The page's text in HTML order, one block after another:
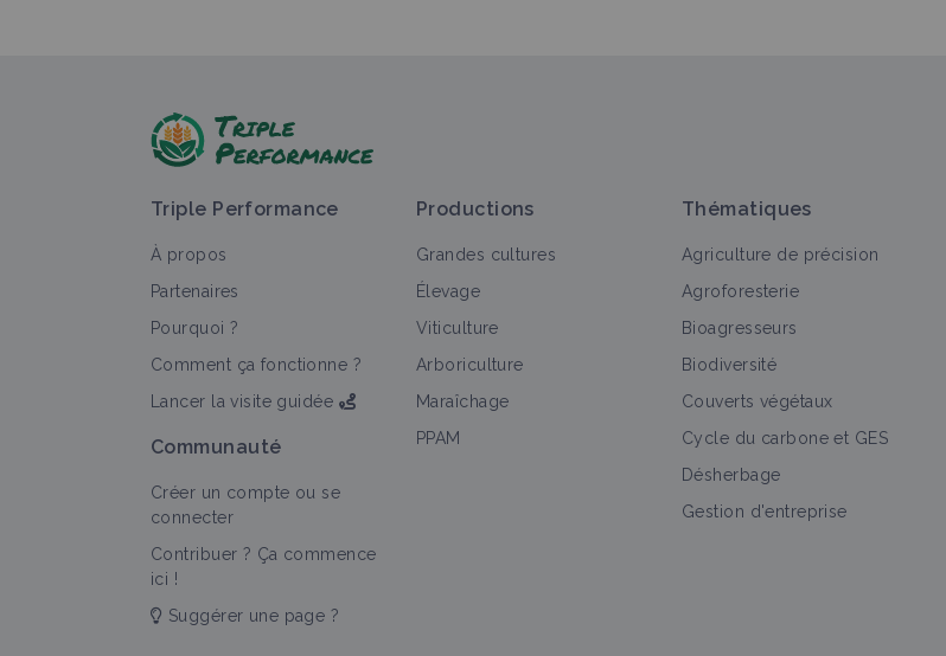
Triple Performance
À propos
Partenaires
Pourquoi ?
Comment ça fonctionne ?
Lancer la visite guidée
Communauté
Créer un compte ou se
connecter
Contribuer ? Ça commence
ici !
Suggérer une page ?
Productions
Grandes cultures
Élevage
Viticulture
Arboriculture
Maraîchage
PPAM
Thématiques
Agriculture de précision
Agroforesterie
Bioagresseurs
Biodiversité
Couverts végétaux
Cycle du carbone et GES
Désherbage
Gestion d'entreprise